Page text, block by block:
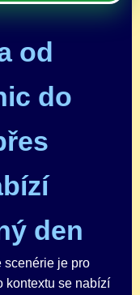
od
do
den
scenérie je pro
kontextu se nabízí